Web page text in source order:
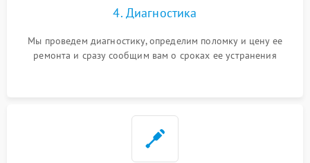
4. Диагностика
Мы проведем диагностику, определим поломку и цену ее
ремонта и сразу сообщим вам о сроках ее устранения